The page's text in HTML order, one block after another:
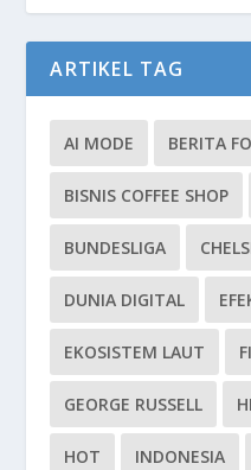
ARTIKEL TAG
AI MODE BERITA
BISNIS COFFEE SHOP
BUNDESLIGA
DUNIA DIGITAL
EKOSISTEM LAUT
GEORGE RUSSELL
HOT INDONESIA